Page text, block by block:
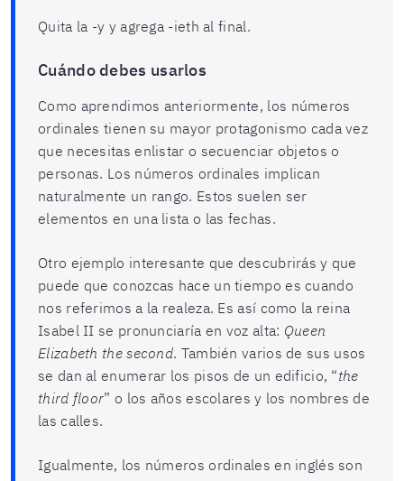
Quita la -y y agrega -ieth al final.
Cuándo debes usarlos
Como aprendimos anteriormente, los números
ordinales tienen su mayor protagonismo cada vez
que necesitas enlistar o secuenciar objetos o
personas. Los números ordinales implican
naturalmente un rango. Estos suelen ser
elementos en una lista o las fechas.
Otro ejemplo interesante que descubrirás y que
puede que conozcas hace un tiempo es cuando
nos referimos a la realeza. Es así como la reina
Isabel II se pronunciaría en voz alta: Queen
Elizabeth the second. También varios de sus usos
se dan al enumerar los pisos de un edificio, “the
third floor” o los años escolares y los nombres de
las calles.
Igualmente, los números ordinales en inglés son